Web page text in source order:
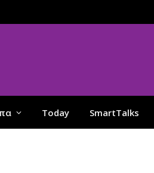
Today SmartTalks